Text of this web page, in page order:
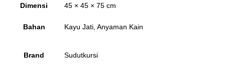
Dimensi
45 × 45 × 75 cm
Bahan Kayu Jati, Anyaman Kain
Brand Sudutkursi